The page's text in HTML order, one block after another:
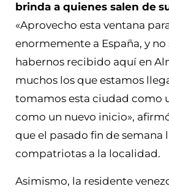
brinda a quienes salen de
«Aprovecho esta ventana
enormemente a España, y
habernos recibido aquí en
muchos los que estamos
tomamos esta ciudad como
como un nuevo inicio»,
que el pasado fin de semana
compatriotas a la localidad.
Asimismo, la residente